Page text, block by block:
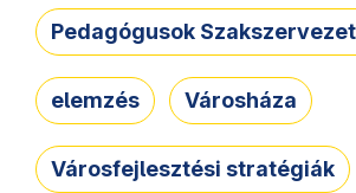
Pedagógusok
elemzés Városháza
Városfejlesztési stratégiák